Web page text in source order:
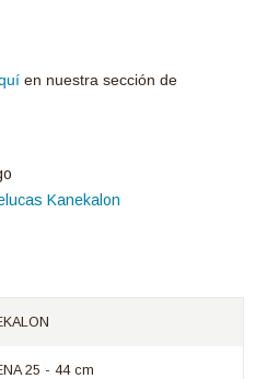
en nuestra sección de
Kanekalon
25 - 44 cm